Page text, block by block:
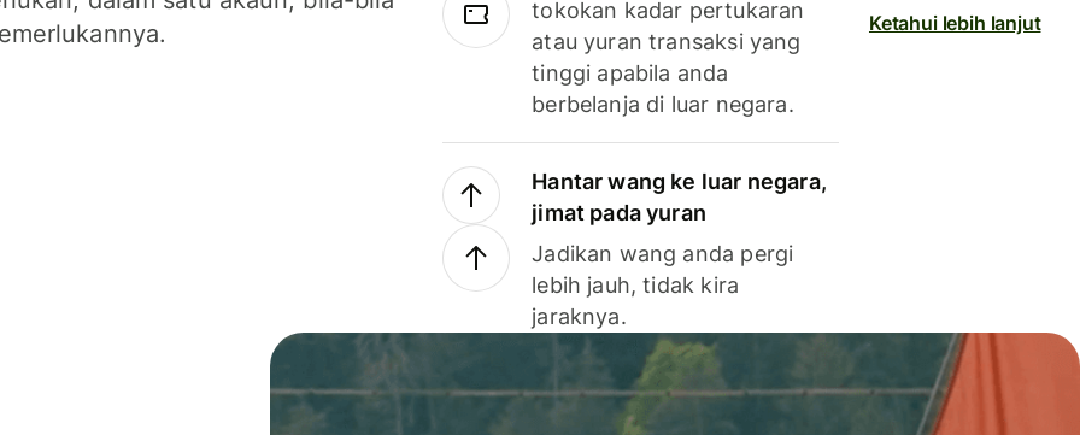
tokokan kadar pertukaran
atau yuran transaksi yang
tinggi apabila anda
berbelanja di luar negara.
Hantar wang ke luar negara,
jimat pada yuran
Jadikan wang anda pergi
lebih jauh, tidak kira
jaraknya.
Ketahui lebih lanjut